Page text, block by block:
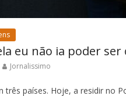
eu não ia poder ser
Jornalissimo
três países. Hoje, a residir no